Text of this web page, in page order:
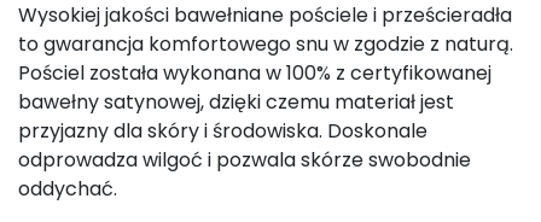
Wysokiej jakości bawełniane pościele i prześcieradła
to gwarancja komfortowego snu w zgodzie z naturą.
Pościel została wykonana w 100% z certyfikowanej
bawełny satynowej, dzięki czemu materiał jest
przyjazny dla skóry i środowiska. Doskonale
odprowadza wilgoć i pozwala skórze swobodnie
oddychać.